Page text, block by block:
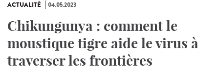
ACTUALITÉ 04.05.2023
Chikungunya : comment le
moustique tigre aide le virus à
traverser les frontières